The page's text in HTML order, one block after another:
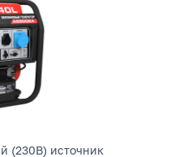
(230В) источник